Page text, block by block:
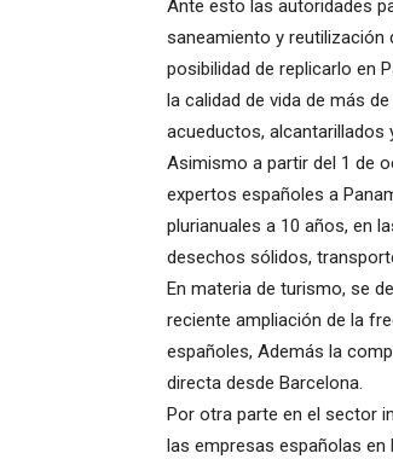
Ante esto las autoridades
saneamiento y reutilización
posibilidad de replicarlo en
la calidad de vida de más
acueductos, alcantarillados
Asimismo a partir del 1 de
expertos españoles a
plurianuales a 10 años, en
desechos sólidos,
En materia de turismo, se
reciente ampliación de la
españoles, Además la
directa desde Barcelona.
Por otra parte en el sector
las empresas españolas